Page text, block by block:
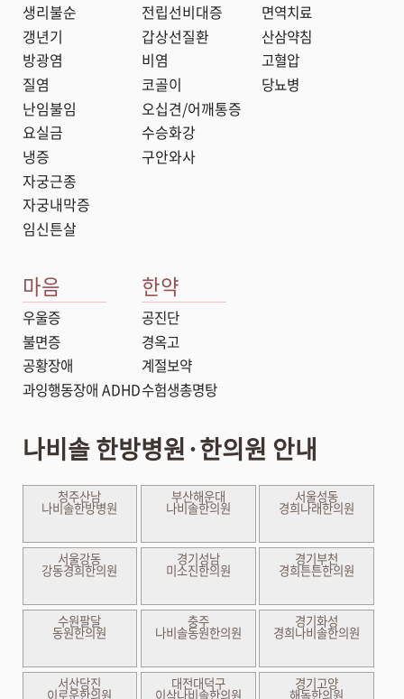
생리불순
갱년기
방광염
질염
난임불임
요실금
냉증
자궁근종
자궁내막증
임신튼살
전립선비대증
갑상선질환
비염
코골이
오십견/어깨통증
수승화강
구안와사
면역치료
산삼약침
고혈압
당뇨병
마음
우울증
불면증
공황장애
과잉행동장애 ADHD
한약
공진단
경옥고
계절보약
수험생총명탕
나비솔 한방병원·한의원 안내
청주산남
나비솔한방병원
부산해운대
나비솔한의원
서울성동
경희나래한의원
서울강동
강동경희한의원
경기성남
미소진한의원
경기부천
경희튼튼한의원
수원팔달
동원한의원
충주
나비솔동원한의원
경기화성
경희나비솔한의원
서산당진
이로운한의원
대전대덕구
이삭나비솔한의원
경기고양
해독한의원